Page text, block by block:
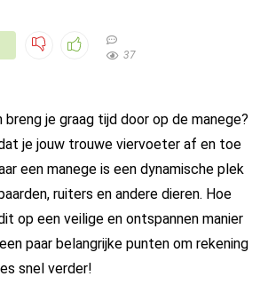
37
breng je graag tijd door op de manege?
je jouw trouwe viervoeter af en toe
een manege is een dynamische plek
ruiters en andere dieren. Hoe
op een veilige en ontspannen manier
paar belangrijke punten om rekening
snel verder!